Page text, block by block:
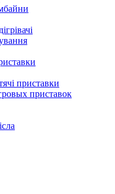
приставки
приставок